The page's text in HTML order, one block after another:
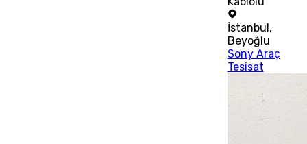
İstanbul,
Beyoğlu
Sony Araç
Tesisat